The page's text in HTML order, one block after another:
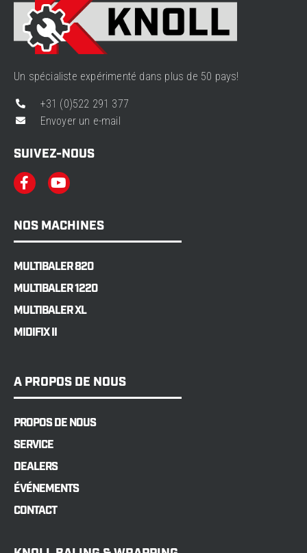
Un spécialiste expérimenté dans plus de 50 pays!
+31 (0)522 291 377
Envoyer un e-mail
SUIVEZ-NOUS
NOS MACHINES
MULTIBALER 820
MULTIBALER 1220
MULTIBALER XL
MIDIFIX II
A PROPOS DE NOUS
PROPOS DE NOUS
SERVICE
DEALERS
ÉVÉNEMENTS
CONTACT